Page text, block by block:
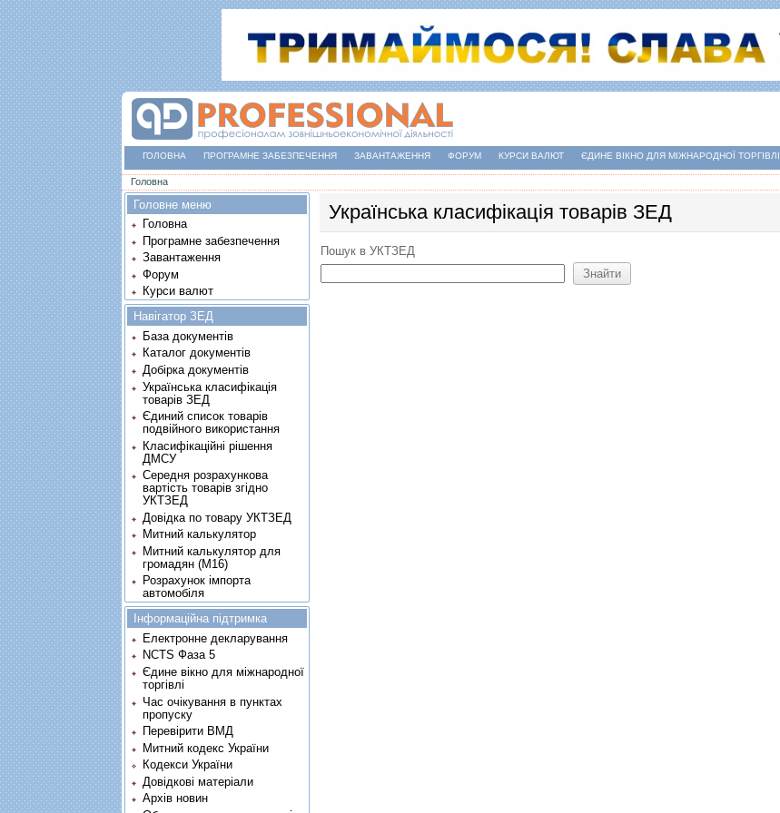
ГОЛОВНА ПРОГРАМНЕ ЗАБЕЗПЕЧЕННЯ ЗАВАНТАЖЕННЯ ФОРУМ КУРСИ ВАЛЮТ ЄДИНЕ ВІКНО ДЛЯ МІЖНАРОДНОЇ ТОРГІВЛІ
Ви є тут
Головна
Українська класифікація товарів ЗЕД
Пошук в УКТЗЕД
Головне меню
Головна
Програмне забезпечення
Завантаження
Форум
Курси валют
Навігатор ЗЕД
База документів
Каталог документів
Добірка документів
Українська класифікація
товарів ЗЕД
Єдиний список товарів
подвійного використання
Класифікаційні рішення
ДМСУ
Середня розрахункова
вартість товарів згідно
УКТЗЕД
Довідка по товару УКТЗЕД
Митний калькулятор
Митний калькулятор для
громадян (М16)
Розрахунок імпорта
автомобіля
Інформаційна підтримка
Електронне декларування
NCTS Фаза 5
Єдине вікно для міжнародної
торгівлі
Час очікування в пунктах
пропуску
Перевірити ВМД
Митний кодекс України
Кодекси України
Довідкові матеріали
Архів новин